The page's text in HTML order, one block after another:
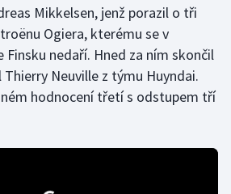
Mikkelsen, jenž porazil o tři
Ogiera, kterému se v
Finsku nedaří. Hned za ním skončil
Neuville z týmu Huyndai.
hodnocení třetí s odstupem tří